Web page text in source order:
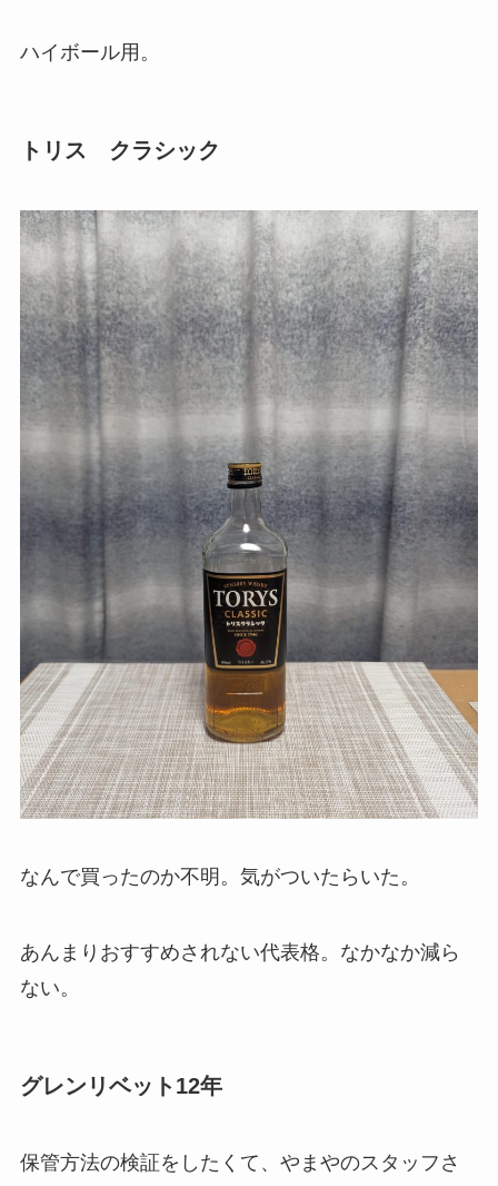
ハイボール用。
トリス クラシック
なんで買ったのか不明。気がついたらいた。
あんまりおすすめされない代表格。なかなか減ら
ない。
グレンリベット12年
保管方法の検証をしたくて、やまやのスタッフさ